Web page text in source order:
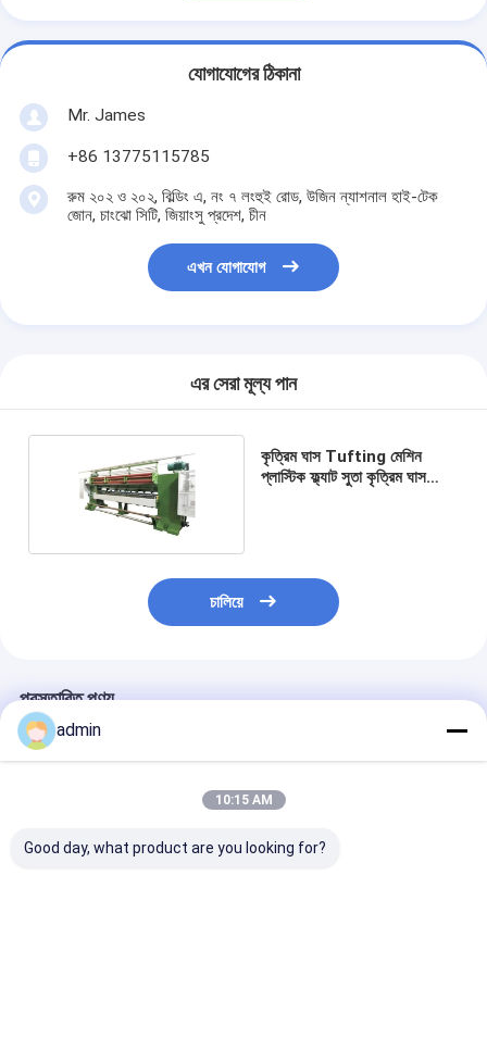
যোগাযোগের ঠিকানা
Mr. James
+86 13775115785
রুম ২০২ ও ২০২, বিল্ডিং এ, নং ৭ লংহুই রোড, উজিন ন্যাশনাল হাই-টেক
জোন, চাংঝো সিটি, জিয়াংসু প্রদেশ, চীন
এখন যোগাযোগ
এর সেরা মূল্য পান
কৃত্রিম ঘাস Tufting মেশিন
প্লাস্টিক ফ্ল্যাট সুতা কৃত্রিম ঘাস
চালিয়ে
প্রস্তাবিত পণ্য
admin
10:15 AM
Good day, what product are you looking for?